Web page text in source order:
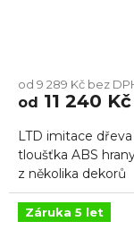
produktu
je
z
5
hvězdiček.
od 9 289 Kč bez
od 11 240 Kč
LTD imitace
tloušťka ABS
z několika dekorů
Záruka 5 let